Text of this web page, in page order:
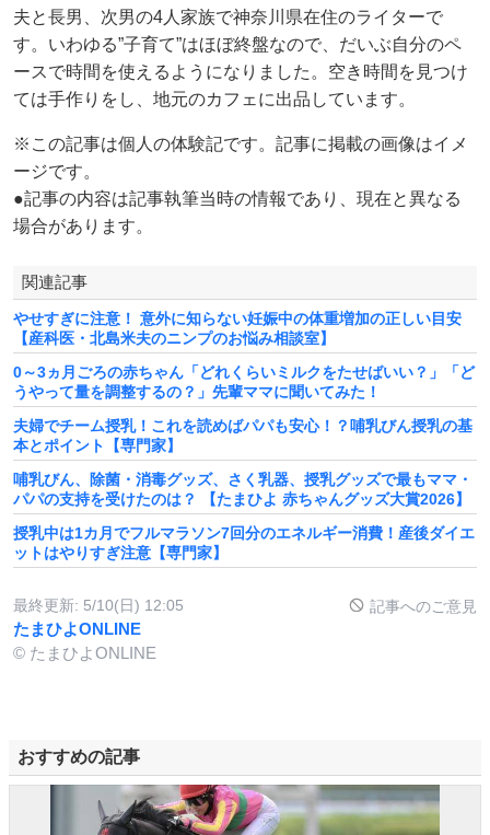
夫と長男、次男の4人家族で神奈川県在住のライターで
す。いわゆる”子育て”はほぼ終盤なので、だいぶ自分のペ
ースで時間を使えるようになりました。空き時間を見つけ
ては手作りをし、地元のカフェに出品しています。
※この記事は個人の体験記です。記事に掲載の画像はイメ
ージです。
●記事の内容は記事執筆当時の情報であり、現在と異なる
場合があります。
関連記事
やせすぎに注意！ 意外に知らない妊娠中の体重増加の正しい目安
【産科医・北島米夫のニンプのお悩み相談室】
0～3ヵ月ごろの赤ちゃん「どれくらいミルクをたせばいい？」「ど
うやって量を調整するの？」先輩ママに聞いてみた！
夫婦でチーム授乳！これを読めばパパも安心！？哺乳びん授乳の基
本とポイント【専門家】
哺乳びん、除菌・消毒グッズ、さく乳器、授乳グッズで最もママ・
パパの支持を受けたのは？ 【たまひよ 赤ちゃんグッズ大賞2026】
授乳中は1カ月でフルマラソン7回分のエネルギー消費！産後ダイエ
ットはやりすぎ注意【専門家】
最終更新: 5/10(日) 12:05 記事へのご意見
たまひよONLINE
© たまひよONLINE
おすすめの記事